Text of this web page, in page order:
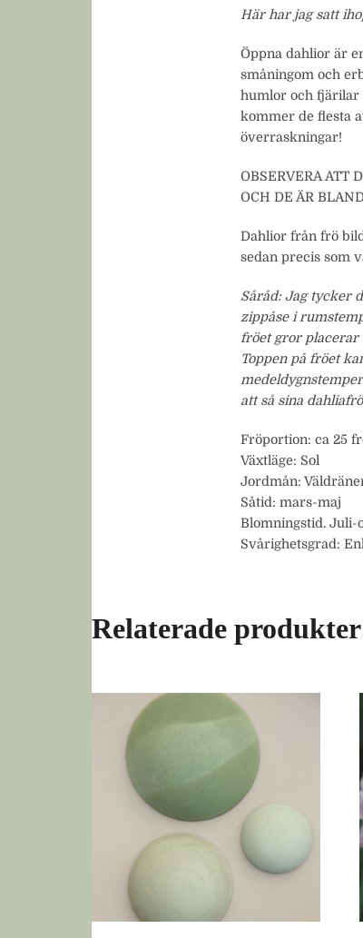
Här har jag satt
Öppna dahlior är
småningom och
humlor och fjärilar
kommer de flesta
överraskningar!
OBSERVERA ATT
OCH DE ÄR
Dahlior från frö
sedan precis som
Såråd: Jag tycker
zippåse i
fröet gror placerar
Toppen på fröet
att så sina
Fröportion: ca 25
Växtläge: Sol
Jordmån:
Såtid: mars-maj
Blomningstid. Juli-
Svårighetsgrad:
Relaterade produkter